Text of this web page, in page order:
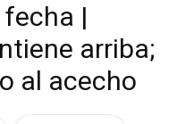
|
arriba;
al acecho